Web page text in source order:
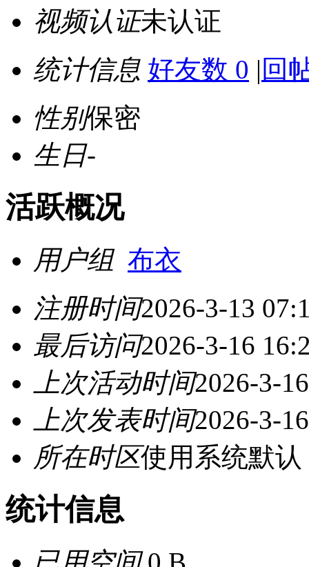
视频认证未认证
统计信息 好友数 0 | 回
性别保密
生日-
活跃概况
用户组 布衣
注册时间2026-3-13
最后访问2026-3-16
上次活动时间2026-3-
上次发表时间2026-3-
所在时区使用系统默认
统计信息